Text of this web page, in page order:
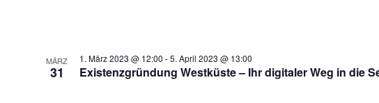
MÄRZ
31
1. März 2023 @ 12:00 -5. April 2023 @ 13:00
Existenzgründung Westküste – Ihr digitaler Weg in die